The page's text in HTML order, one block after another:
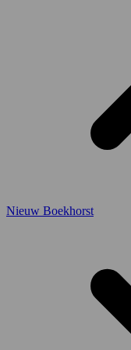
Nieuw Boekhorst